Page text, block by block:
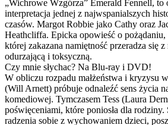
„Wichrowe Wzgórza” Emerald Fennell, to
interpretacja jednej z najwspanialszych
czasów. Margot Robbie jako Cathy oraz
Heathcliffa. Epicka opowieść o pożądaniu,
której zakazana namiętność przeradza się
odurzającą i toksyczną.
Czy mnie słychac? Na Blu-ray i DVD!
W obliczu rozpadu małżeństwa i kryzysu
(Will Arnett) próbuje odnaleźć sens życia
komediowej. Tymczasem Tess (Laura
poświęceniami, które poniosła dla
radzenia sobie z wychowaniem dzieci,